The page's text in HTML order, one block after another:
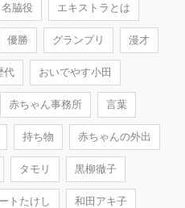
名脇役 エキストラとは
優勝 グランプリ 漫才
代 おいでやす小田
赤ちゃん事務所 言葉
持ち物 赤ちゃんの外出
タモリ 黒柳徹子
トたけし 和田アキ子